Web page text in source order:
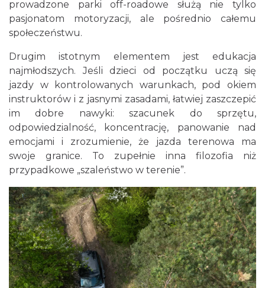
prowadzone parki off-roadowe służą nie tylko
pasjonatom motoryzacji, ale pośrednio całemu
społeczeństwu.
Drugim istotnym elementem jest edukacja
najmłodszych. Jeśli dzieci od początku uczą się
jazdy w kontrolowanych warunkach, pod okiem
instruktorów i z jasnymi zasadami, łatwiej zaszczepić
im dobre nawyki: szacunek do sprzętu,
odpowiedzialność, koncentrację, panowanie nad
emocjami i zrozumienie, że jazda terenowa ma
swoje granice. To zupełnie inna filozofia niż
przypadkowe „szaleństwo w terenie”.